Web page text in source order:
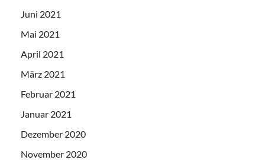
Juni 2021
Mai 2021
April 2021
März 2021
Februar 2021
Januar 2021
Dezember 2020
November 2020